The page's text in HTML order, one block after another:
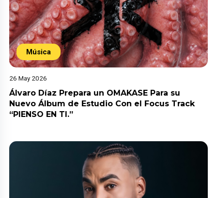
Música
26 May 2026
Álvaro Díaz Prepara un OMAKASE Para su
Nuevo Álbum de Estudio Con el Focus Track
“PIENSO EN TI.”